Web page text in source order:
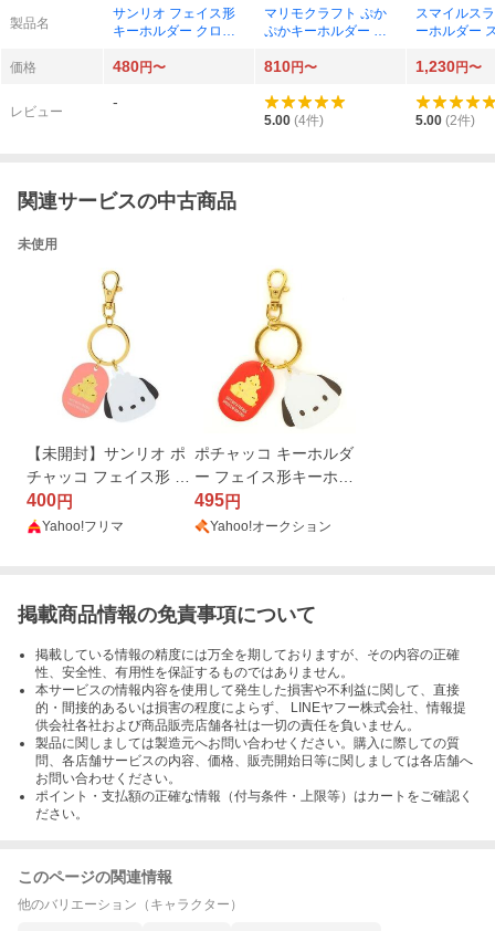
製品名
サンリオ フェイス形
キーホルダー クロミ
マリモクラフト ぷか
ぷかキーホルダー ち
スマイルス
ーホルダー
価格
480円〜 810円〜 1,230円〜
レビュー
-
5.00 (4件) 5.00 (2件)
関連サービスの中古商品
未使用
【未開封】サンリオ ポ
チャッコ フェイス形 キ
ーホルダー
400円
Yahoo!フリマ
ポチャッコ キーホルダ
ー フェイス形キーホル
ダー サンリオ sanrio キ
ャラクター
495円
Yahoo!オークション
掲載商品情報の免責事項について
掲載している情報の精度には万全を期しておりますが、その内容の正確
性、安全性、有用性を保証するものではありません。
本サービスの情報内容を使用して発生した損害や不利益に関して、直接
的・間接的あるいは損害の程度によらず、 LINEヤフー株式会社、情報提
供会社各社および商品販売店舗各社は一切の責任を負いません。
製品に関しましては製造元へお問い合わせください。購入に際しての質
問、各店舗サービスの内容、価格、販売開始日等に関しましては各店舗へ
お問い合わせください。
ポイント・支払額の正確な情報（付与条件・上限等）はカートをご確認く
ださい。
このページの関連情報
他のバリエーション（キャラクター）